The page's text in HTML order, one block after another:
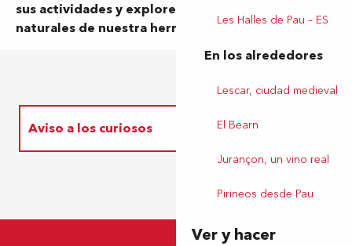
Les Halles de Pau – ES
En los alrededores
Lescar, ciudad medieval
El Bearn
Jurançon, un vino real
Pirineos desde Pau
Ver y hacer
sus actividades y explore las riquezas culturales y
naturales de nuestra hermosa ciudad.
Aviso a los curiosos
Juegos en familia